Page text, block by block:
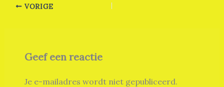
VORIGE
Geef een reactie
Je e-mailadres wordt niet gepubliceerd.